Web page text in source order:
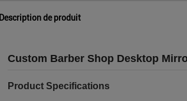
Description de produit
Custom Barber Shop Desktop
Product Specifications